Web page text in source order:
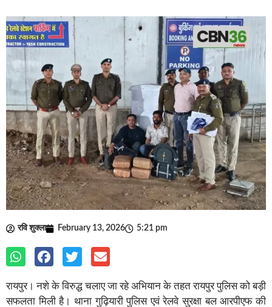
रवि शुक्ला February 13, 2026 5:21 pm
रायपुर। नशे के विरुद्ध चलाए जा रहे अभियान के तहत रायपुर पुलिस को बड़ी
सफलता मिली है। थाना गुढ़ियारी पुलिस एवं रेलवे सुरक्षा बल आरपीएफ की